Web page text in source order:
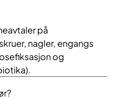
på
nagler, engangs
og